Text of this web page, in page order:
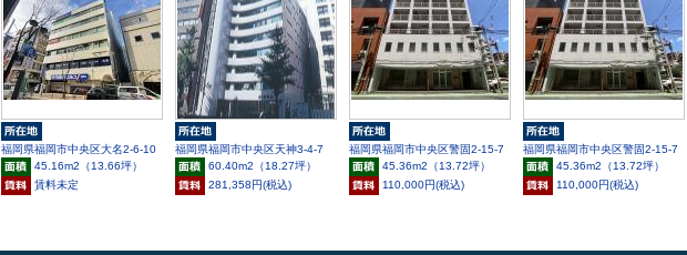
福岡県福岡市中央区大名2-6-10
45.16m2 （13.66坪）
賃料未定
福岡県福岡市中央区天神3-4-7
60.40m2 （18.27坪）
281,358円(税込)
福岡県福岡市中央区警固2-15-7
45.36m2 （13.72坪）
110,000円(税込)
福岡県福岡市中央区警固2-15-7
45.36m2 （13.72坪）
110,000円(税込)